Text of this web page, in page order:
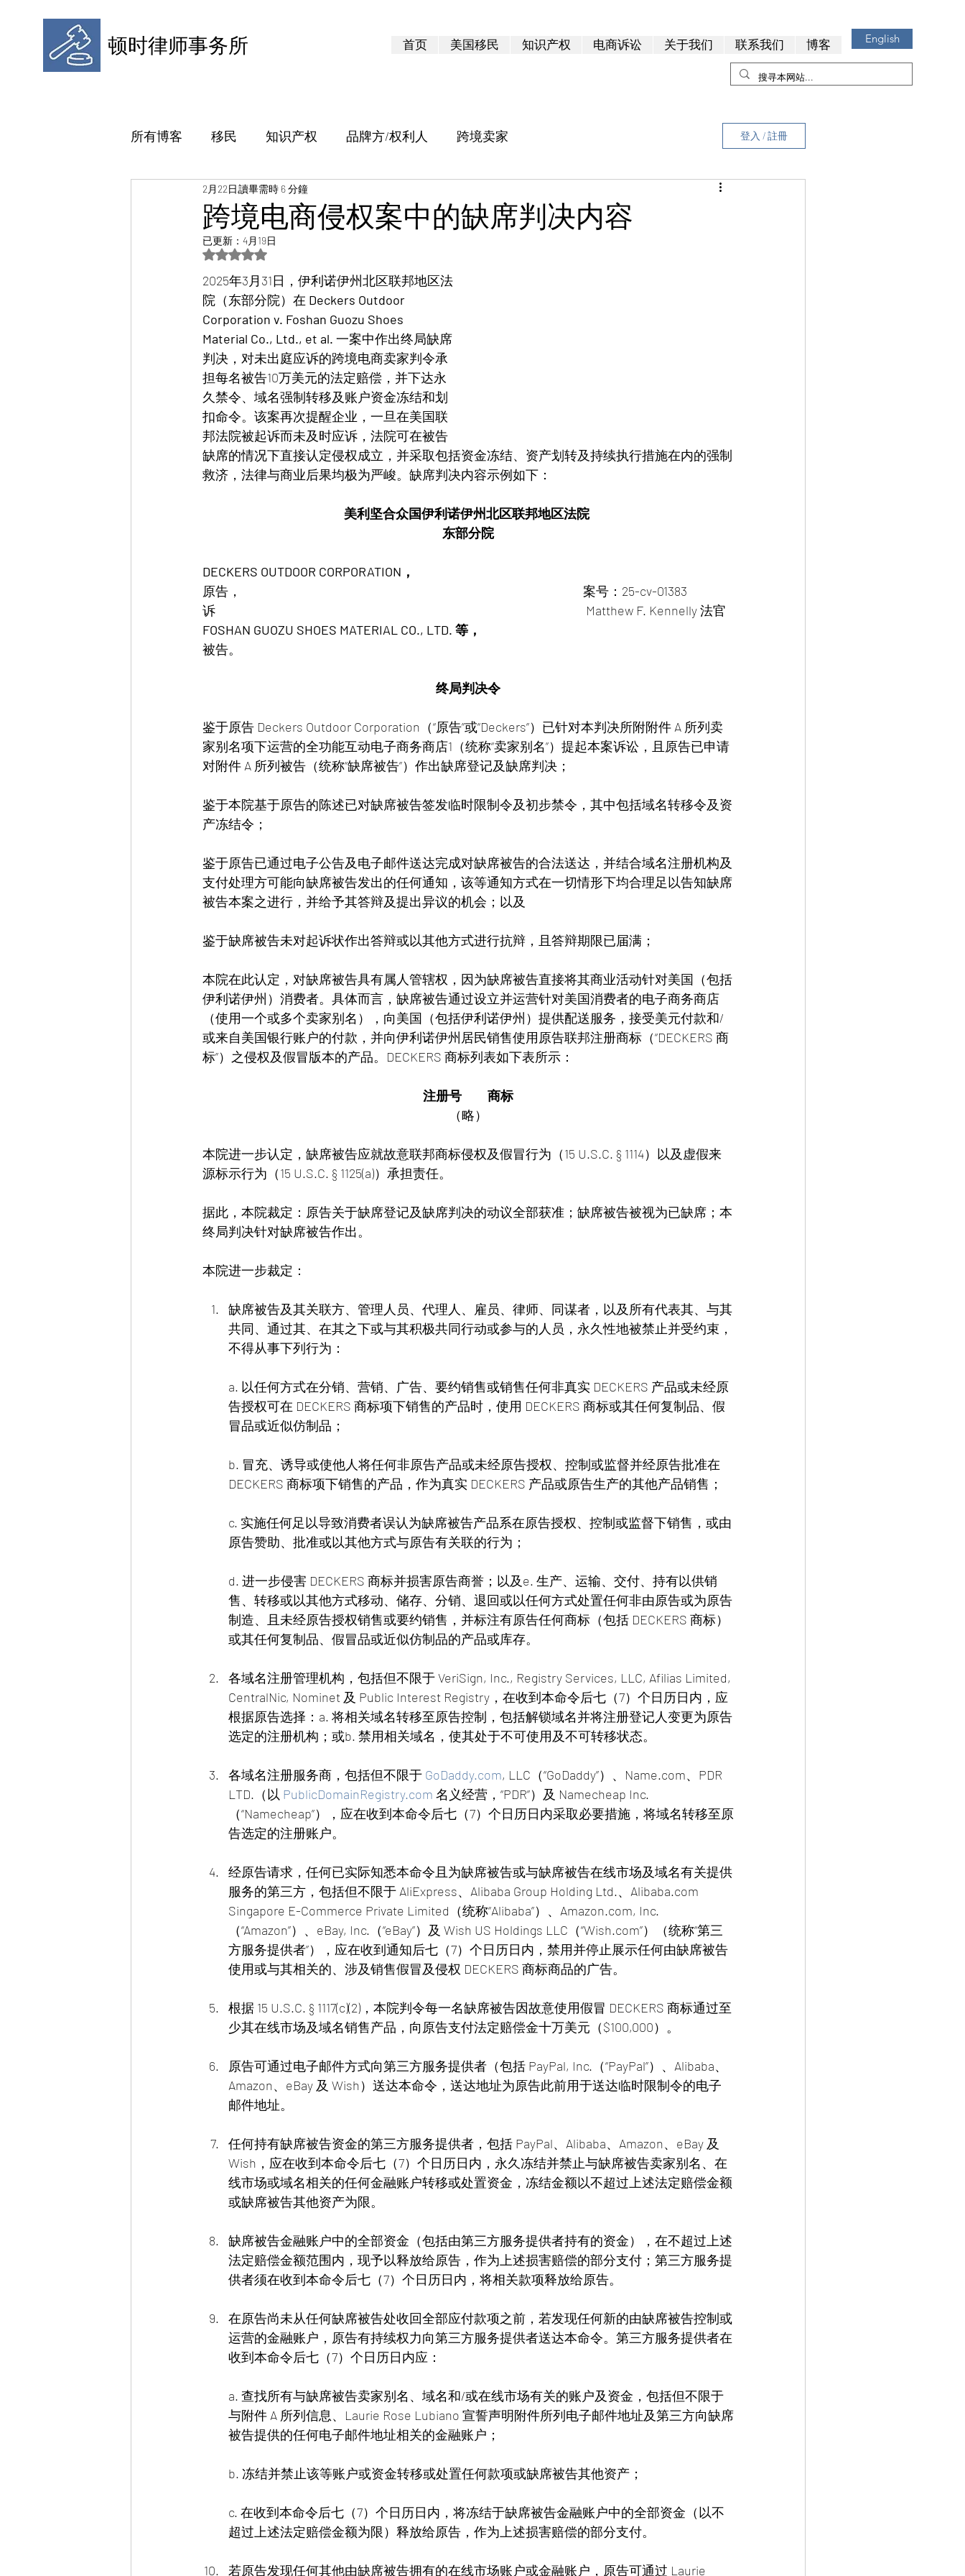
顿时律师事务所 首页 美国移民 知识产权 电商诉讼 关于我们 联系我们 博客 English
所有博客 移民 知识产权 品牌方/权利人 跨境卖家 登入 / 註冊
跨境电商侵权案中的缺席判决内容
2月22日讀畢需時 6 分鐘
已更新： 4月19日
評等為 NaN（最高為 5 顆星）。
2025年3月31日，伊利诺伊州北区联邦地区法
院（东部分院）在 Deckers Outdoor
Corporation v. Foshan Guozu Shoes
Material Co., Ltd., et al. 一案中作出终局缺席
判决，对未出庭应诉的跨境电商卖家判令承
担每名被告10万美元的法定赔偿，并下达永
久禁令、域名强制转移及账户资金冻结和划
扣命令。该案再次提醒企业，一旦在美国联
邦法院被起诉而未及时应诉，法院可在被告
缺席的情况下直接认定侵权成立，并采取包括资金冻结、资产划转及持续执行措施在内的强制
救济，法律与商业后果均极为严峻。缺席判决内容示例如下：
美利坚合众国伊利诺伊州北区联邦地区法院
东部分院
DECKERS OUTDOOR CORPORATION，
原告，                                                                                                                       案号：25-cv-01383
诉                                                                                                                                 Matthew F. Kennelly 法官
FOSHAN GUOZU SHOES MATERIAL CO., LTD. 等，
被告。
终局判决令
鉴于原告 Deckers Outdoor Corporation（“原告”或“Deckers”）已针对本判决所附附件 A 所列卖
家别名项下运营的全功能互动电子商务商店1（统称“卖家别名”）提起本案诉讼，且原告已申请
对附件 A 所列被告（统称“缺席被告”）作出缺席登记及缺席判决；
鉴于本院基于原告的陈述已对缺席被告签发临时限制令及初步禁令，其中包括域名转移令及资
产冻结令；
鉴于原告已通过电子公告及电子邮件送达完成对缺席被告的合法送达，并结合域名注册机构及
支付处理方可能向缺席被告发出的任何通知，该等通知方式在一切情形下均合理足以告知缺席
被告本案之进行，并给予其答辩及提出异议的机会；以及
鉴于缺席被告未对起诉状作出答辩或以其他方式进行抗辩，且答辩期限已届满；
本院在此认定，对缺席被告具有属人管辖权，因为缺席被告直接将其商业活动针对美国（包括
伊利诺伊州）消费者。具体而言，缺席被告通过设立并运营针对美国消费者的电子商务商店
（使用一个或多个卖家别名），向美国（包括伊利诺伊州）提供配送服务，接受美元付款和/
或来自美国银行账户的付款，并向伊利诺伊州居民销售使用原告联邦注册商标（“DECKERS 商
标”）之侵权及假冒版本的产品。DECKERS 商标列表如下表所示：
注册号  商标
（略）
本院进一步认定，缺席被告应就故意联邦商标侵权及假冒行为（15 U.S.C. § 1114）以及虚假来
源标示行为（15 U.S.C. § 1125(a)）承担责任。
据此，本院裁定：原告关于缺席登记及缺席判决的动议全部获准；缺席被告被视为已缺席；本
终局判决针对缺席被告作出。
本院进一步裁定：
缺席被告及其关联方、管理人员、代理人、雇员、律师、同谋者，以及所有代表其、与其
共同、通过其、在其之下或与其积极共同行动或参与的人员，永久性地被禁止并受约束，
不得从事下列行为：
a. 以任何方式在分销、营销、广告、要约销售或销售任何非真实 DECKERS 产品或未经原
告授权可在 DECKERS 商标项下销售的产品时，使用 DECKERS 商标或其任何复制品、假
冒品或近似仿制品；
b. 冒充、诱导或使他人将任何非原告产品或未经原告授权、控制或监督并经原告批准在
DECKERS 商标项下销售的产品，作为真实 DECKERS 产品或原告生产的其他产品销售；
c. 实施任何足以导致消费者误认为缺席被告产品系在原告授权、控制或监督下销售，或由
原告赞助、批准或以其他方式与原告有关联的行为；
d. 进一步侵害 DECKERS 商标并损害原告商誉；以及e. 生产、运输、交付、持有以供销
售、转移或以其他方式移动、储存、分销、退回或以任何方式处置任何非由原告或为原告
制造、且未经原告授权销售或要约销售，并标注有原告任何商标（包括 DECKERS 商标）
或其任何复制品、假冒品或近似仿制品的产品或库存。
各域名注册管理机构，包括但不限于 VeriSign, Inc., Registry Services, LLC, Afilias Limited,
CentralNic, Nominet 及 Public Interest Registry，在收到本命令后七（7）个日历日内，应
根据原告选择：a. 将相关域名转移至原告控制，包括解锁域名并将注册登记人变更为原告
选定的注册机构；或b. 禁用相关域名，使其处于不可使用及不可转移状态。
各域名注册服务商，包括但不限于 GoDaddy.com, LLC（“GoDaddy”）、Name.com、PDR
LTD.（以 PublicDomainRegistry.com 名义经营，“PDR”）及 Namecheap Inc.
（“Namecheap”），应在收到本命令后七（7）个日历日内采取必要措施，将域名转移至原
告选定的注册账户。
经原告请求，任何已实际知悉本命令且为缺席被告或与缺席被告在线市场及域名有关提供
服务的第三方，包括但不限于 AliExpress、Alibaba Group Holding Ltd.、Alibaba.com
Singapore E-Commerce Private Limited（统称“Alibaba”）、Amazon.com, Inc.
（“Amazon”）、eBay, Inc.（“eBay”）及 Wish US Holdings LLC（“Wish.com”）（统称“第三
方服务提供者”），应在收到通知后七（7）个日历日内，禁用并停止展示任何由缺席被告
使用或与其相关的、涉及销售假冒及侵权 DECKERS 商标商品的广告。
根据 15 U.S.C. § 1117(c)(2)，本院判令每一名缺席被告因故意使用假冒 DECKERS 商标通过至
少其在线市场及域名销售产品，向原告支付法定赔偿金十万美元（$100,000）。
原告可通过电子邮件方式向第三方服务提供者（包括 PayPal, Inc.（“PayPal”）、Alibaba、
Amazon、eBay 及 Wish）送达本命令，送达地址为原告此前用于送达临时限制令的电子
邮件地址。
任何持有缺席被告资金的第三方服务提供者，包括 PayPal、Alibaba、Amazon、eBay 及
Wish，应在收到本命令后七（7）个日历日内，永久冻结并禁止与缺席被告卖家别名、在
线市场或域名相关的任何金融账户转移或处置资金，冻结金额以不超过上述法定赔偿金额
或缺席被告其他资产为限。
缺席被告金融账户中的全部资金（包括由第三方服务提供者持有的资金），在不超过上述
法定赔偿金额范围内，现予以释放给原告，作为上述损害赔偿的部分支付；第三方服务提
供者须在收到本命令后七（7）个日历日内，将相关款项释放给原告。
在原告尚未从任何缺席被告处收回全部应付款项之前，若发现任何新的由缺席被告控制或
运营的金融账户，原告有持续权力向第三方服务提供者送达本命令。第三方服务提供者在
收到本命令后七（7）个日历日内应：
a. 查找所有与缺席被告卖家别名、域名和/或在线市场有关的账户及资金，包括但不限于
与附件 A 所列信息、Laurie Rose Lubiano 宣誓声明附件所列电子邮件地址及第三方向缺席
被告提供的任何电子邮件地址相关的金融账户；
b. 冻结并禁止该等账户或资金转移或处置任何款项或缺席被告其他资产；
c. 在收到本命令后七（7）个日历日内，将冻结于缺席被告金融账户中的全部资金（以不
超过上述法定赔偿金额为限）释放给原告，作为上述损害赔偿的部分支付。
若原告发现任何其他由缺席被告拥有的在线市场账户或金融账户，原告可通过 Laurie